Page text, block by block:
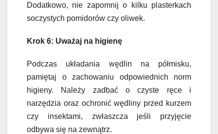
Dodatkowo, nie zapomnij o kilku plasterkach
soczystych pomidorów czy oliwek.
Krok 6: Uważaj na higienę
Podczas układania wędlin na półmisku,
pamiętaj o zachowaniu odpowiednich norm
higieny. Należy zadbać o czyste ręce i
narzędzia oraz ochronić wędliny przed kurzem
czy insektami, zwłaszcza jeśli przyjęcie
odbywa się na zewnątrz.